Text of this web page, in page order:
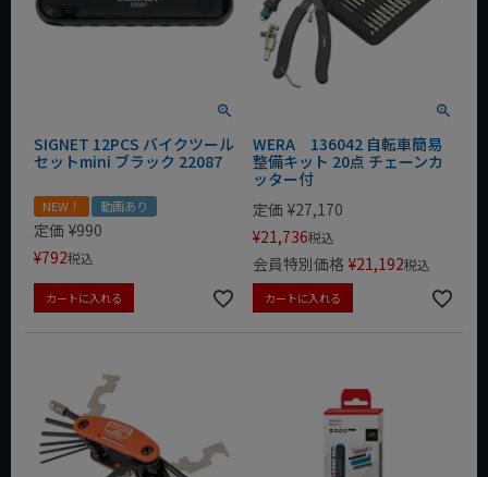
SIGNET 12PCS バイクツール
セットmini ブラック 22087
NEW！ 動画あり
定価 ¥990
¥792税込
カートに入れる
WERA 136042 自転車簡易
整備キット 20点 チェーンカ
ッター付
定価 ¥27,170
¥21,736税込
会員特別価格 ¥21,192税込
カートに入れる